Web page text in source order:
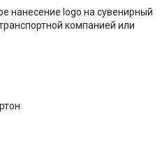
нанесение logo на сувенирный
компанией или